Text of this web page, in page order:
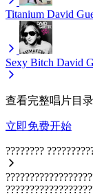
Titanium David
Sexy Bitch David
查看完整唱片目
立即免费开始
????????